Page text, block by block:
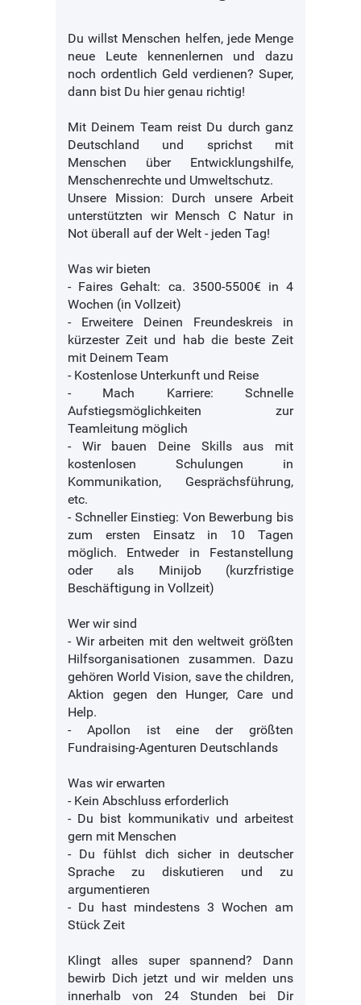
Du willst Menschen helfen, jede Menge
neue Leute kennenlernen und dazu
noch ordentlich Geld verdienen? Super,
dann bist Du hier genau richtig!
Mit Deinem Team reist Du durch ganz
Deutschland und sprichst mit
Menschen über Entwicklungshilfe,
Menschenrechte und Umweltschutz.
Unsere Mission: Durch unsere Arbeit
unterstützten wir Mensch C Natur in
Not überall auf der Welt - jeden Tag!
Was wir bieten
- Faires Gehalt: ca. 3500-5500€ in 4
Wochen (in Vollzeit)
- Erweitere Deinen Freundeskreis in
kürzester Zeit und hab die beste Zeit
mit Deinem Team
- Kostenlose Unterkunft und Reise
- Mach Karriere: Schnelle
Aufstiegsmöglichkeiten zur
Teamleitung möglich
- Wir bauen Deine Skills aus mit
kostenlosen Schulungen in
Kommunikation, Gesprächsführung,
etc.
- Schneller Einstieg: Von Bewerbung bis
zum ersten Einsatz in 10 Tagen
möglich. Entweder in Festanstellung
oder als Minijob (kurzfristige
Beschäftigung in Vollzeit)
Wer wir sind
- Wir arbeiten mit den weltweit größten
Hilfsorganisationen zusammen. Dazu
gehören World Vision, save the children,
Aktion gegen den Hunger, Care und
Help.
- Apollon ist eine der größten
Fundraising-Agenturen Deutschlands
Was wir erwarten
- Kein Abschluss erforderlich
- Du bist kommunikativ und arbeitest
gern mit Menschen
- Du fühlst dich sicher in deutscher
Sprache zu diskutieren und zu
argumentieren
- Du hast mindestens 3 Wochen am
Stück Zeit
Klingt alles super spannend? Dann
bewirb Dich jetzt und wir melden uns
innerhalb von 24 Stunden bei Dir